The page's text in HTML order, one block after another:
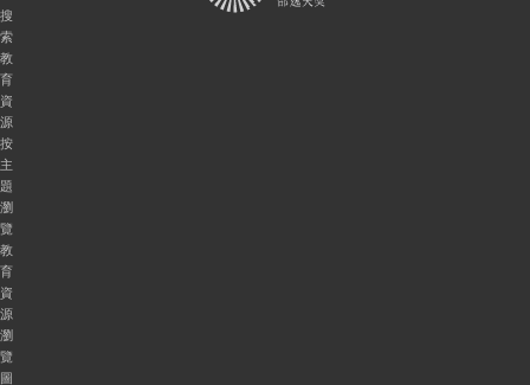
搜
索
教
育
資
源
按
主
題
瀏
覽
教
育
資
源
瀏
覽
圖